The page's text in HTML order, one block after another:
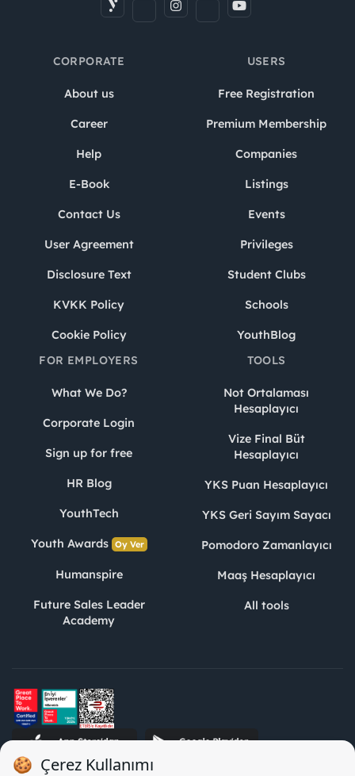
CORPORATE
About us
Career
Help
E-Book
Contact Us
User Agreement
Disclosure Text
KVKK Policy
Cookie Policy
USERS
Free Registration
Premium Membership
Companies
Listings
Events
Privileges
Student Clubs
Schools
YouthBlog
FOR EMPLOYERS
What We Do?
Corporate Login
Sign up for free
HR Blog
YouthTech
Youth Awards Oy Ver
Humanspire
Future Sales Leader
Academy
TOOLS
Not Ortalaması
Hesaplayıcı
Vize Final Büt
Hesaplayıcı
YKS Puan Hesaplayıcı
YKS Geri Sayım Sayacı
Pomodoro Zamanlayıcı
Maaş Hesaplayıcı
All tools